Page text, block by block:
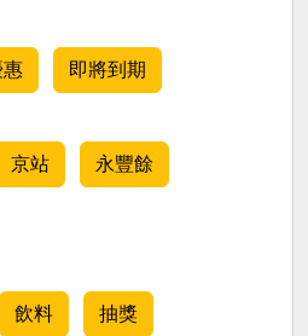
惠 即將到期
京站 永豐餘
飲料 抽獎